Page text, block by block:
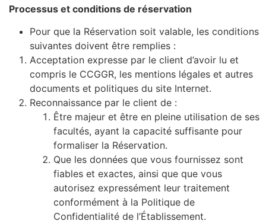
Processus et conditions de réservation
Pour que la Réservation soit valable, les conditions
suivantes doivent être remplies :
Acceptation expresse par le client d’avoir lu et
compris le CCGGR, les mentions légales et autres
documents et politiques du site Internet.
Reconnaissance par le client de :
Être majeur et être en pleine utilisation de ses
facultés, ayant la capacité suffisante pour
formaliser la Réservation.
Que les données que vous fournissez sont
fiables et exactes, ainsi que que vous
autorisez expressément leur traitement
conformément à la Politique de
Confidentialité de l’Établissement.